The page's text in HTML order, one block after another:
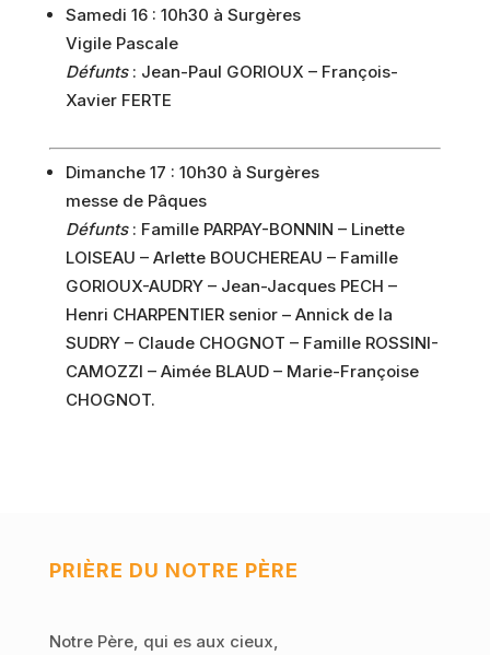
Samedi 16 : 10h30 à Surgères
Vigile Pascale
Défunts: Jean-Paul GORIOUX – François-
Xavier FERTE
Dimanche 17 : 10h30 à Surgères
messe de Pâques
Défunts: Famille PARPAY-BONNIN – Linette
LOISEAU – Arlette BOUCHEREAU – Famille
GORIOUX-AUDRY – Jean-Jacques PECH –
Henri CHARPENTIER senior – Annick de la
SUDRY – Claude CHOGNOT – Famille ROSSINI-
CAMOZZI – Aimée BLAUD – Marie-Françoise
CHOGNOT.
PRIÈRE DU NOTRE PÈRE
Notre Père, qui es aux cieux,